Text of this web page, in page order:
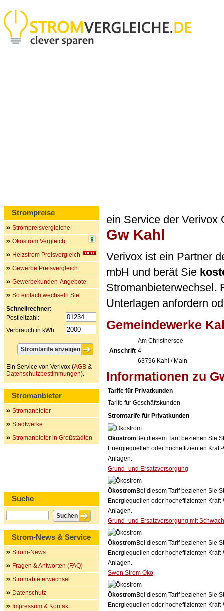
ein Service der Verivox
Gw Kahl
Verivox ist ein Partner
mbH und berät Sie
Stromanbieterwechsel.
Unterlagen anfordern
Gemeindewerke
Anschrift
Am Christnersee
4
63796 Kahl / Main
Informationen zu
Tarife für Privatkunden
Tarife für Geschäftskunden
Stromtarife für Privatkunden
Ökostrom Bei diesem Tarif beziehen Sie
Energiequellen oder hocheffizienten
Anlagen.
Grund- und Ersatzversorgung
Ökostrom Bei diesem Tarif beziehen Sie
Energiequellen oder hocheffizienten
Anlagen.
Grund- und Ersatzversorgung mit
Ökostrom Bei diesem Tarif beziehen Sie
Energiequellen oder hocheffizienten
Anlagen.
Swen Strom Öko
Ökostrom Bei diesem Tarif beziehen Sie
Energiequellen oder hocheffizienten
Strompreise
Strompreisvergleiche
Ökostrom Vergleich
Heizstrom Preisvergleich
Gewerbe Preisvergleich
Gewerbekunden-Angebote
So einfach wechseln Sie
Schnellrechner:
Postleitzahl:
Verbrauch in kWh:
Ein Service von Verivox (AGB &
Datenschutzbestimmungen).
Stromanbieter
Stromanbieter
Stadtwerke
Stromanbieter in Großstädten
Suche
Strom-News & Service
Strom-News
Fragen & Antworten (FAQ)
Stromabieterwechsel
Datenschutz
Impressum & Kontakt